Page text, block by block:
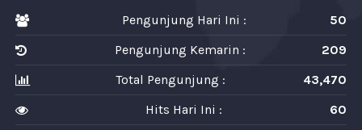
Pengunjung Hari Ini :
50
Pengunjung Kemarin :
209
Total Pengunjung :
43,470
Hits Hari Ini :
60